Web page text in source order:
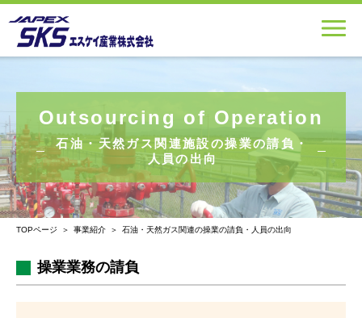
Outsourcing of Operation
石油・天然ガス関連施設の操業の請負・
人員の出向
TOPページ 事業紹介 石油・天然ガス関連の操業の請負・人員の出向
操業業務の請負